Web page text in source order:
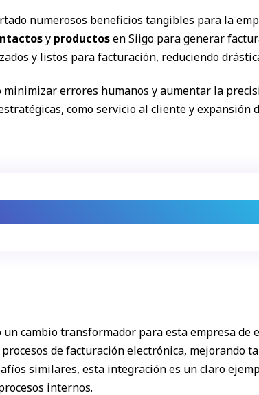
numerosos beneficios tangibles para la
y productosen Siigo para generar
y listos para facturación, reduciendo
minimizar errores humanos y aumentar la
como servicio al cliente y expansión
cambio transformador para esta empresa de
de facturación electrónica, mejorando
similares, esta integración es un claro
internos.